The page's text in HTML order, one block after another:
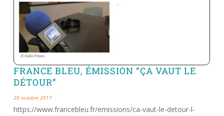
FRANCE BLEU, ÉMISSION “ÇA VAUT LE
DÉTOUR”
20 octobre 2017
https://www.francebleu.fr/emissions/ca-vaut-le-detour-l-